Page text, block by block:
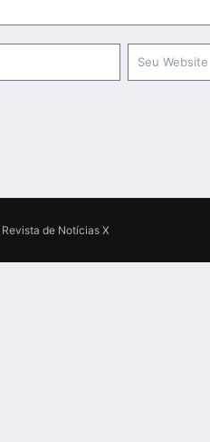
Revista de Notícias X